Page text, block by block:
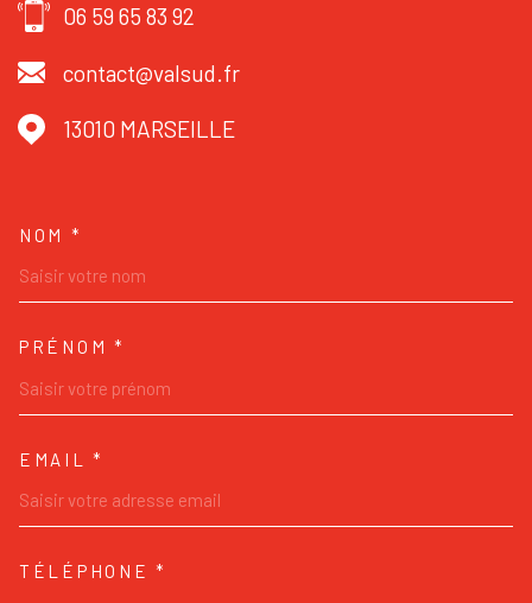
06 59 65 83 92
contact@valsud.fr
13010 MARSEILLE
NOM *
PRÉNOM *
EMAIL *
TÉLÉPHONE *